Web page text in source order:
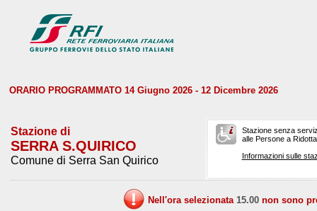
ORARIO PROGRAMMATO 14 Giugno 2026 - 12 Dicembre 2026
Stazione di
SERRA S.QUIRICO
Comune di Serra San Quirico
Stazione senza
alle Persone a
Informazioni sulle
Nell'ora selezionata 15.00 non sono